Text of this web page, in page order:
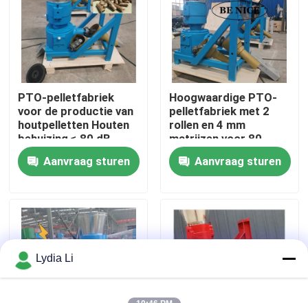
Over ons
Fabrieksreis
Kwaliteitscontrole
Contacteer ons
Vraag een offerte aan
De Machine van de korrelmolen
PTO-pelletfabriek
voor de productie van
houtpelletten Houten
behuizing ≤ 80 dB
Aanvraag sturen
Hoogwaardige PTO-
pelletfabriek met 2
rollen en 4 mm
matrijzen voor 80-
1000 kg/h Productie
Aanvraag sturen
Lydia Li